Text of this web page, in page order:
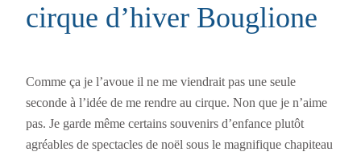
cirque d’hiver Bouglione
Comme ça je l’avoue il ne me viendrait pas une seule
seconde à l’idée de me rendre au cirque. Non que je n’aime
pas. Je garde même certains souvenirs d’enfance plutôt
agréables de spectacles de noël sous le magnifique chapiteau